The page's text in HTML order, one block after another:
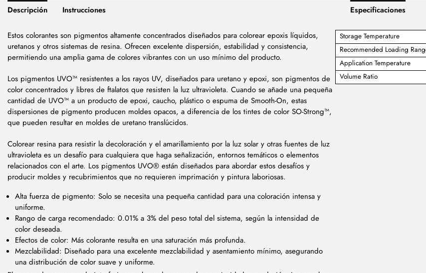
Descripción Instrucciones Especificaciones
Estos colorantes son pigmentos altamente concentrados diseñados para colorear epoxis líquidos,
uretanos y otros sistemas de resina. Ofrecen excelente dispersión, estabilidad y consistencia,
permitiendo una amplia gama de colores vibrantes con un uso mínimo del producto.
Los pigmentos UVO™ resistentes a los rayos UV, diseñados para uretano y epoxi, son pigmentos de
color concentrados y libres de ftalatos que resisten la luz ultravioleta. Cuando se añade una pequeña
cantidad de UVO™ a un producto de epoxi, caucho, plástico o espuma de Smooth-On, estas
dispersiones de pigmento producen moldes opacos, a diferencia de los tintes de color SO-Strong™,
que pueden resultar en moldes de uretano translúcidos.
Colorear resina para resistir la decoloración y el amarillamiento por la luz solar y otras fuentes de luz
ultravioleta es un desafío para cualquiera que haga señalización, entornos temáticos o elementos
relacionados con el arte. Los pigmentos UVO® están diseñados para abordar estos desafíos y
producir moldes y recubrimientos que no requieren imprimación y pintura laboriosas.
Alta fuerza de pigmento: Solo se necesita una pequeña cantidad para una coloración intensa y
uniforme.
Rango de carga recomendado: 0.01% a 3% del peso total del sistema, según la intensidad de
color deseada.
Efectos de color: Más colorante resulta en una saturación más profunda.
Mezclabilidad: Diseñado para una excelente mezclabilidad y asentamiento mínimo, asegurando
una distribución de color suave y uniforme.
Storage Temperature
Recommended Loading
Application Temperature
Volume Ratio